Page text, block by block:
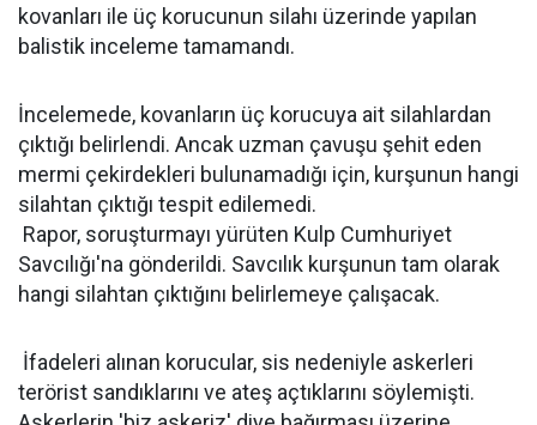
kovanları ile üç korucunun silahı üzerinde yapılan
balistik inceleme tamamandı.
İncelemede, kovanların üç korucuya ait silahlardan
çıktığı belirlendi. Ancak uzman çavuşu şehit eden
mermi çekirdekleri bulunamadığı için, kurşunun hangi
silahtan çıktığı tespit edilemedi.
Rapor, soruşturmayı yürüten Kulp Cumhuriyet
Savcılığı'na gönderildi. Savcılık kurşunun tam olarak
hangi silahtan çıktığını belirlemeye çalışacak.
İfadeleri alınan korucular, sis nedeniyle askerleri
terörist sandıklarını ve ateş açtıklarını söylemişti.